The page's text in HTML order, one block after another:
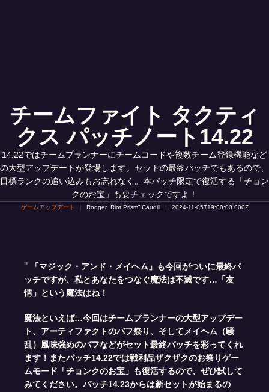
チームファイト タクティ
クス パッチノート14.22
14.22ではチームプランナーにチームコードや複数チーム登録機能など
の大型アップデートが登場します。セットの最終パッチでもあるので、
目標ランクの追い込みもお忘れなく。本パッチ限定で復活する「チョン
クのお宝」も要チェックですよ！
ゲームアップデート Rodger “Riot Prism” Caudill 2024-11-05T19:00:00.000Z
「マジック・アンド・メイヘム」も今回がついに最終パ
ッチですが、私とあなたをつなぐ魔法は不滅です…「友
情」という魔法はね！
魔法といえば…今回はチームプランナーの大型アップデー
ト、アーティファクトのバフ祭り、そしてメイヘム（騒
乱）風味強めのバフなどがセット最終パッチを彩ってくれ
ます！またパッチ14.22では戦利品ザクザクのお祭りゲー
ムモード「チョンクのお宝」も復活するので、ぜひ試して
みてください。パッチ14.23からは新セットが始まるの